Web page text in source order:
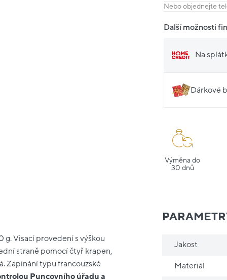
Nebo objednejte
Další možnosti
Na
Dárkové
Výměna do
30 dnů
g. Visací provedení s výškou
straně pomocí čtyř krapen,
Zapínání typu francouzské
Puncovního úřadu a
Jakost
Materiál